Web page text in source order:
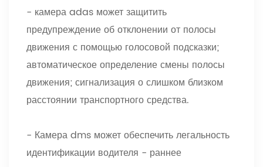
- камера adas может защитить
предупреждение об отклонении от полосы
движения с помощью голосовой подсказки;
автоматическое определение смены полосы
движения; сигнализация о слишком близком
расстоянии транспортного средства.
- Камера dms может обеспечить легальность
идентификации водителя - раннее